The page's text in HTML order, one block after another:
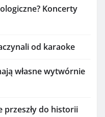
Koncerty
od karaoke
własne wytwórnie
przeszły do historii